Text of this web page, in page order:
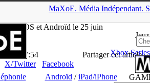
MaXoE. Média Indépendant.
Jeux
Xbox
sur iOS et Androïd le 25 juin
17:54
Partager cet article
X/Twitter
Facebook
Androïd /iPad/iPhone